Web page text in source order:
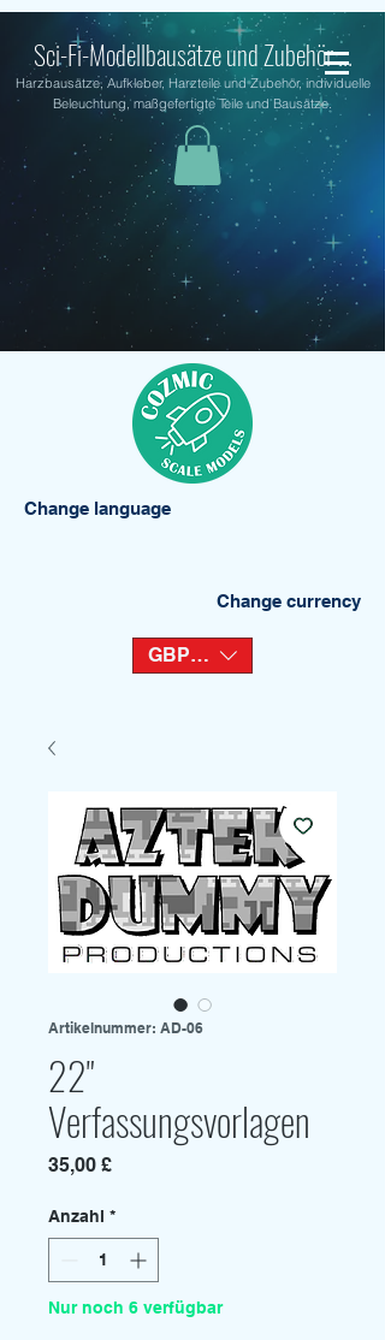
Sci-Fi-Modellbausätze und Zubehör ...
Harzbausätze, Aufkleber, Harzteile und Zubehör, individuelle
Beleuchtung, maßgefertigte Teile und Bausätze.
Change language
Change currency
GBP (£)
Artikelnummer: AD-06
22"
Verfassungsvorlagen
35,00 £Preis
Anzahl *
Nur noch 6 verfügbar